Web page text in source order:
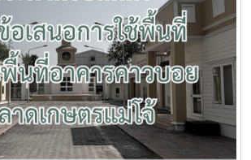
ให้ครบถ้วนก่อนทำการสมัคร คลิกกรอกแบบ
ร คลิกติดต่อสอบถามได้ที่เบอร์ 053 875
อพสธ #แม่โจ้ #มหาวิทยาลัยแห่งชีวิต
#กองบริหารงานทรัพย์สินและกิจการพิเศษ